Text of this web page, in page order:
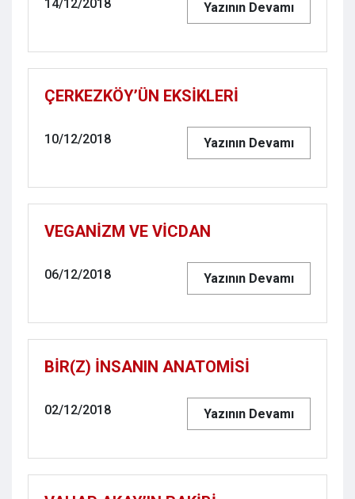
14/12/2018 Yazının Devamı
ÇERKEZKÖY’ÜN EKSİKLERİ
10/12/2018 Yazının Devamı
VEGANİZM VE VİCDAN
06/12/2018 Yazının Devamı
BİR(Z) İNSANIN ANATOMİSİ
02/12/2018 Yazının Devamı